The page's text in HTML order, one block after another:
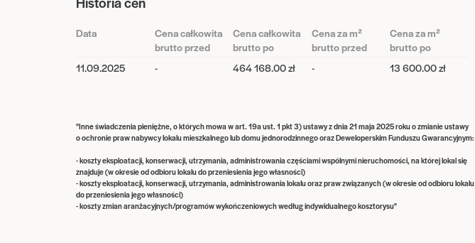
Data
Cena całkowita
brutto przed
Cena całkowita
brutto po
Cena za m²
brutto przed
Cena za m²
brutto po
11.09.2025
- 464 168.00 zł - 13 600.00 zł
"Inne świadczenia pieniężne, o których mowa w art. 19a ust. 1 pkt 3) ustawy z dnia 21 maja 2025 roku o zmianie ustawy
o ochronie praw nabywcy lokalu mieszkalnego lub domu jednorodzinnego oraz Deweloperskim Funduszu Gwarancyjnym:
- koszty eksploatacji, konserwacji, utrzymania, administrowania częściami wspólnymi nieruchomości, na której lokal się
znajduje (w okresie od odbioru lokalu do przeniesienia jego własności)
- koszty eksploatacji, konserwacji, utrzymania, administrowania lokalu oraz praw związanych (w okresie od odbioru lokalu
do przeniesienia jego własności)
- koszty zmian aranżacyjnych/programów wykończeniowych według indywidualnego kosztorysu"